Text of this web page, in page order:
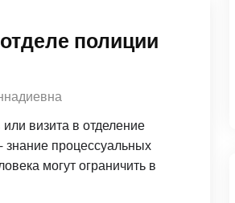
полиции
визита в отделение
процессуальных
могут ограничить в